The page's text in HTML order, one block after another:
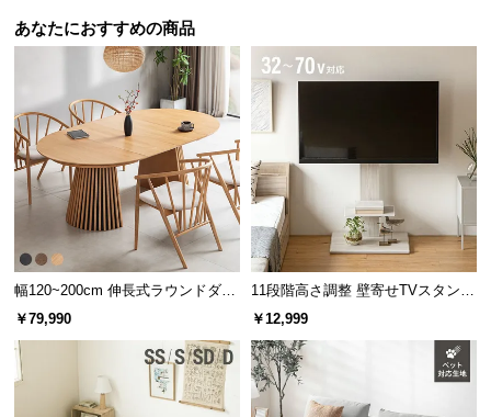
あなたにおすすめの商品
幅120~200cm 伸長式ラウンドダイ
ニングテーブル 6人掛け 天然木突
板 美しい格子デザイン
￥79,990
11段階高さ調整 壁寄せTVスタンド
キャスター付き 上下左右角度調節
￥12,999